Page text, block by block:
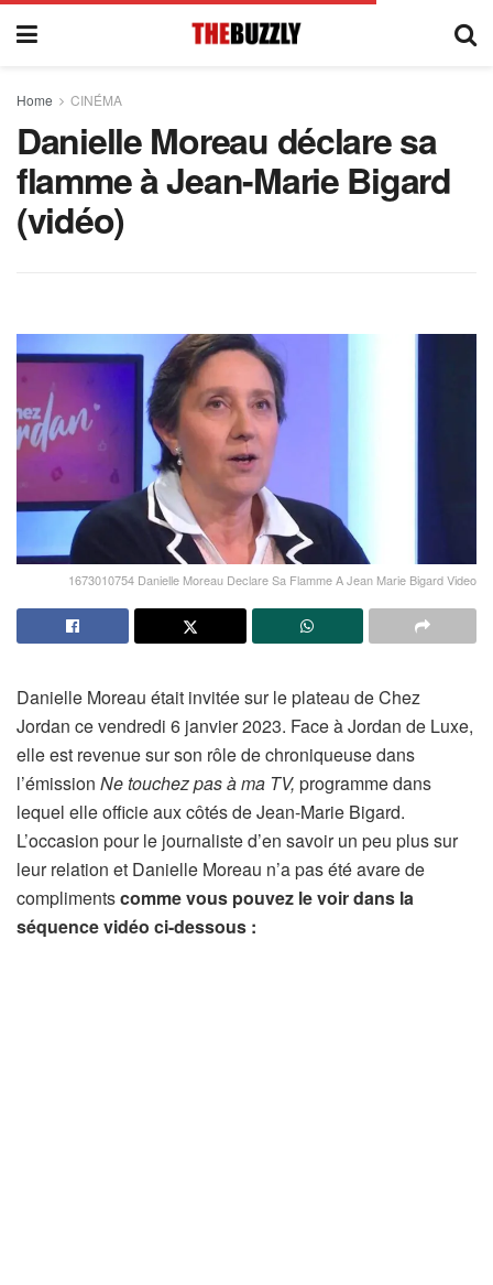
Home CINÉMA
Danielle Moreau déclare sa
flamme à Jean-Marie Bigard
(vidéo)
1673010754 Danielle Moreau Declare Sa Flamme A Jean Marie Bigard Video
Danielle Moreau était invitée sur le plateau de Chez
Jordan ce vendredi 6 janvier 2023. Face à Jordan de Luxe,
elle est revenue sur son rôle de chroniqueuse dans
l’émission Ne touchez pas à ma TV, programme dans
lequel elle officie aux côtés de Jean-Marie Bigard.
L’occasion pour le journaliste d’en savoir un peu plus sur
leur relation et Danielle Moreau n’a pas été avare de
complimentscomme vous pouvez le voir dans la
séquence vidéo ci-dessous :